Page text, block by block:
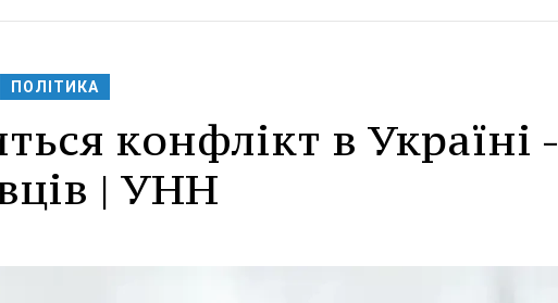
ПОЛІТИКА
конфлікт в Україні -
| УНН